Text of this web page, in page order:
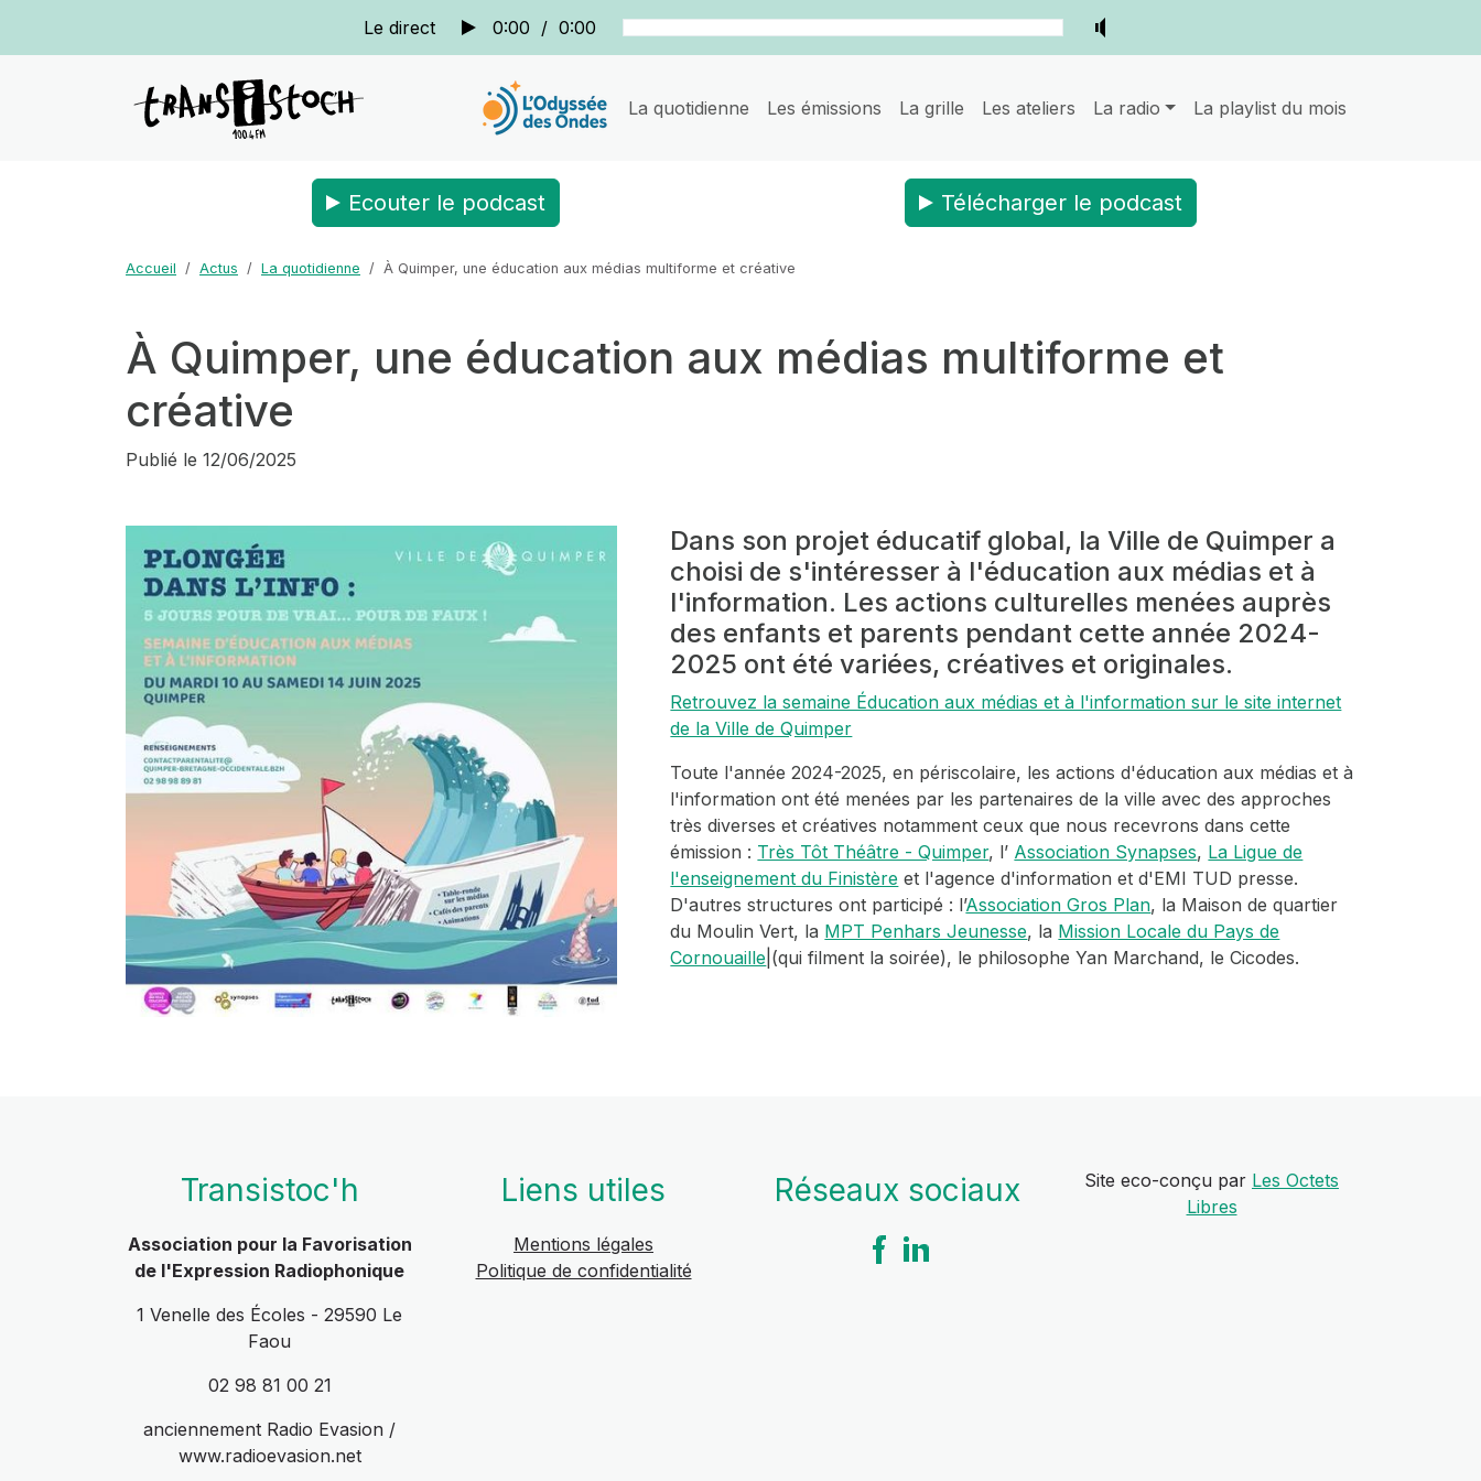
Le direct 0:00 / 0:00
La quotidienne Les émissions La grille Les ateliers La radio La playlist du mois
Ecouter le podcast Télécharger le podcast
Accueil Actus La quotidienne À Quimper, une éducation aux médias multiforme et créative
À Quimper, une éducation aux médias multiforme et
créative
Publié le 12/06/2025
Dans son projet éducatif global, la Ville de Quimper a
choisi de s'intéresser à l'éducation aux médias et à
l'information. Les actions culturelles menées auprès
des enfants et parents pendant cette année 2024-
2025 ont été variées, créatives et originales.
Retrouvez la semaine Éducation aux médias et à l'information sur le site internet
de la Ville de Quimper
Toute l'année 2024-2025, en périscolaire, les actions d'éducation aux médias et à
l'information ont été menées par les partenaires de la ville avec des approches
très diverses et créatives notamment ceux que nous recevrons dans cette
émission : Très Tôt Théâtre - Quimper, l’ Association Synapses, La Ligue de
l'enseignement du Finistère et l'agence d'information et d'EMI TUD presse.
D'autres structures ont participé : l’Association Gros Plan, la Maison de quartier
du Moulin Vert, la MPT Penhars Jeunesse, la Mission Locale du Pays de
Cornouaille |(qui filment la soirée), le philosophe Yan Marchand, le Cicodes.
Transistoc'h
Association pour la Favorisation
de l'Expression Radiophonique
1 Venelle des Écoles - 29590 Le
Faou
02 98 81 00 21
anciennement Radio Evasion /
www.radioevasion.net
Liens utiles
Mentions légales
Politique de confidentialité
Réseaux sociaux Site eco-conçu par Les Octets
Libres